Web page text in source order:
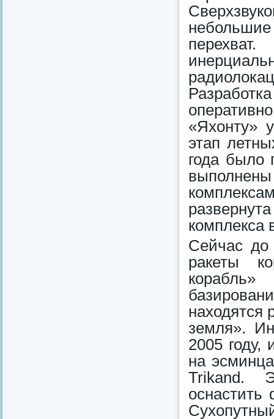
«Яхонту»
этап
года было
комплекса
Сейчас до
ракеты
находятся
земля».
2005 году,
на
Trikand.
оснастить